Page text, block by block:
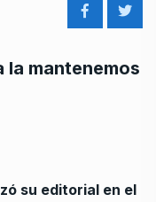
la mantenemos
su editorial en el